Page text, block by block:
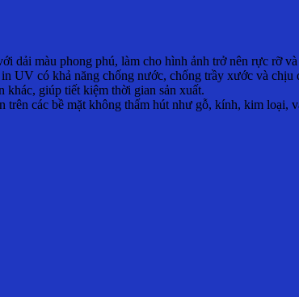
dải màu phong phú, làm cho hình ảnh trở nên rực rỡ
UV có khả năng chống nước, chống trầy xước và chịu
giúp tiết kiệm thời gian sản xuất.
các bề mặt không thấm hút như gỗ, kính, kim loại,